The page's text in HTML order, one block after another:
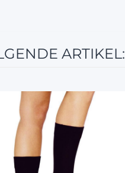
ARTIKEL:
12%